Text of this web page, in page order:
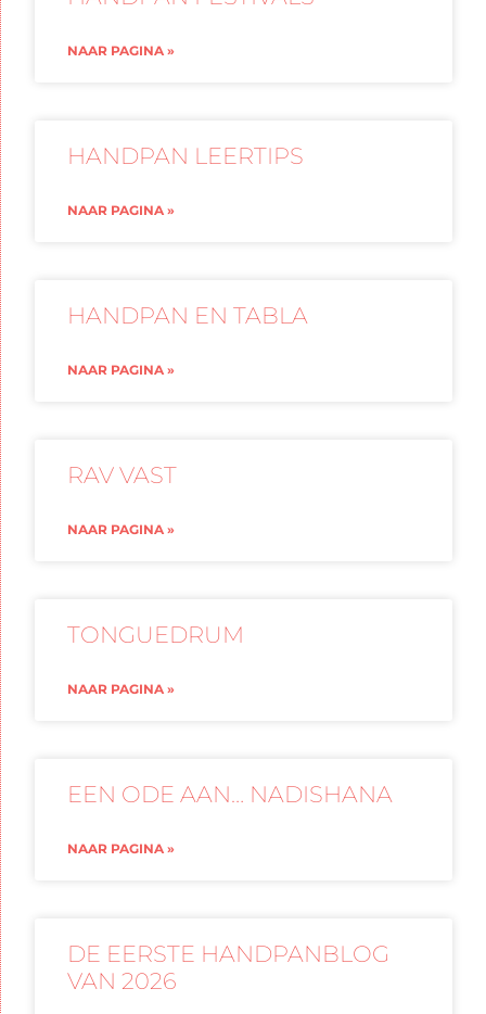
NAAR PAGINA »
HANDPAN LEERTIPS
NAAR PAGINA »
HANDPAN EN TABLA
NAAR PAGINA »
RAV VAST
NAAR PAGINA »
TONGUEDRUM
NAAR PAGINA »
EEN ODE AAN… NADISHANA
NAAR PAGINA »
DE EERSTE HANDPANBLOG
VAN 2026